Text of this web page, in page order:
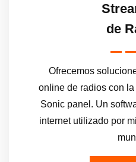
de
Ofrecemos
online de radios con
Sonic panel. Un
internet utilizado por